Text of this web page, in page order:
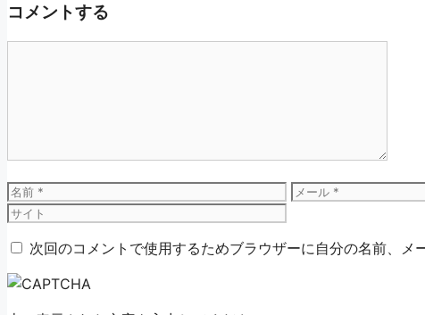
コメントする
名
前
メ
次回のコメントで使用するためブラウザーに自分の名前、メ